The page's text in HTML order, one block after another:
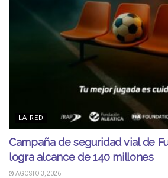
LA RED
Campaña de seguridad vial de
logra alcance de 140 millones
AGOSTO 3, 2026